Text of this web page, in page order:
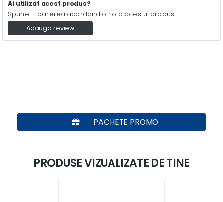
Ai utilizat acest produs?
Spune-ti parerea acordand o nota acestui produs
Adauga review
PACHETE PROMO
PRODUSE VIZUALIZATE DE TINE